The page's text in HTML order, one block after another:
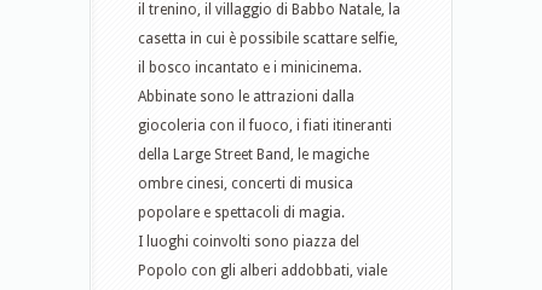
il trenino, il villaggio di Babbo Natale, la
casetta in cui è possibile scattare selfie,
il bosco incantato e i minicinema.
Abbinate sono le attrazioni dalla
giocoleria con il fuoco, i fiati itineranti
della Large Street Band, le magiche
ombre cinesi, concerti di musica
popolare e spettacoli di magia.
I luoghi coinvolti sono piazza del
Popolo con gli alberi addobbati, viale